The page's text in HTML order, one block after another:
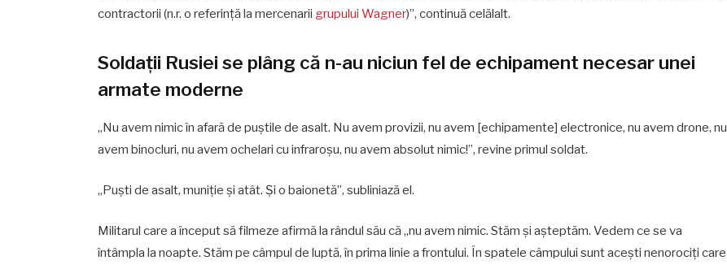
contractorii (n.r. o referință la mercenarii grupului Wagner)”, continuă celălalt.
Soldații Rusiei se plâng că n-au niciun fel de echipament necesar unei
armate moderne
„Nu avem nimic în afară de puștile de asalt. Nu avem provizii, nu avem [echipamente] electronice, nu avem drone, nu
avem binocluri, nu avem ochelari cu infraroșu, nu avem absolut nimic!”, revine primul soldat.
„Puști de asalt, muniție și atât. Și o baionetă”, subliniază el.
Militarul care a început să filmeze afirmă la rândul său că „nu avem nimic. Stăm și așteptăm. Vedem ce se va
întâmpla la noapte. Stăm pe câmpul de luptă, în prima linie a frontului. În spatele câmpului sunt acești nenorociți care